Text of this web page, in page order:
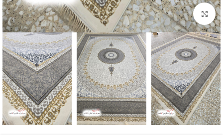
بزرگنمایی تصویر